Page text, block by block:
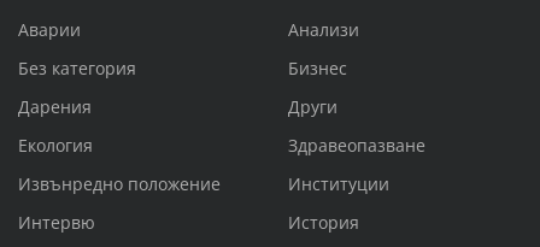
Аварии
Анализи
Без категория
Бизнес
Дарения
Други
Екология
Здравеопазване
Извънредно положение
Институции
Интервю
История